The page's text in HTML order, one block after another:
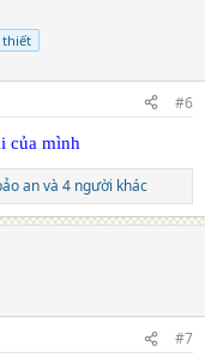
thiết
#6
của mình
anvà 4 người khác
#7